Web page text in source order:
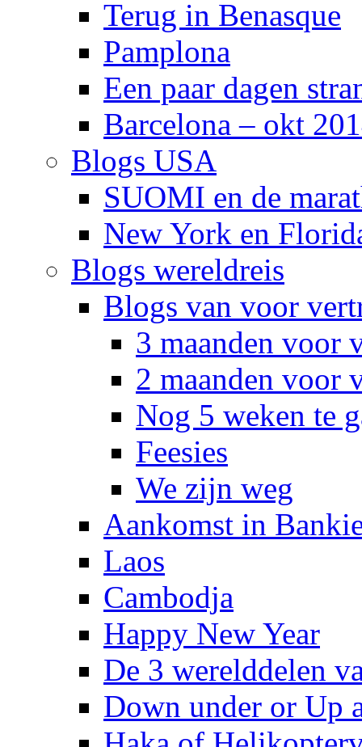
Terug in Benasque
Pamplona
Een paar dagen
Barcelona – okt
Blogs USA
SUOMI en de
New York en
Blogs wereldreis
Blogs van voor
3 maanden voor
2 maanden voor
Nog 5 weken te
Feesies
We zijn weg
Aankomst in
Laos
Cambodja
Happy New Year
De 3 werelddelen
Down under or Up